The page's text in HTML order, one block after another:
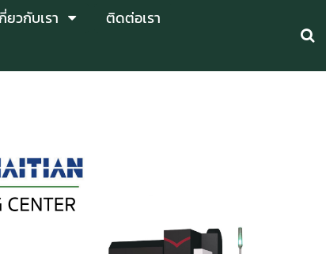
ยวกับเรา
ติดต่อเรา